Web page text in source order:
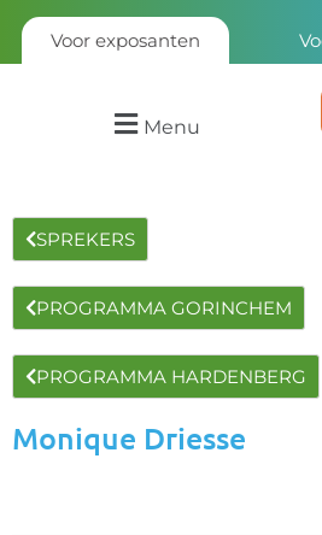
Voor exposanten
Menu
SPREKERS
PROGRAMMA GORINCHEM
PROGRAMMA HARDENBERG
Monique Driesse